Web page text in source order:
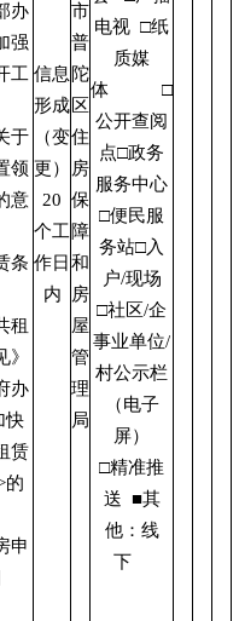
办
强
工
于
领
意
条
租
办
快
赁
的
申
信息
形成
（变
更）
20
个工
作日
内
市
普
陀
区
住
房
保
障
和
房
屋
管
理
局
电视 □纸
质媒
体 □
公开查阅
点□政务
服务中心
□便民服
务站□入
户/现场
□社区/企
事业单位/
村公示栏
（电子
屏）
□精准推
送 ■其
他：线
下